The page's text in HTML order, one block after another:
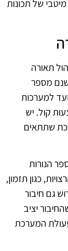
מיטבי של תכונות
תאורה
מספר
למערכות
קול. יש
שתתאים
הנורות
כגון תזמון,
גם חיבור
יציב
המערכת